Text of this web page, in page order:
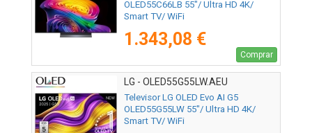
OLED55C66LB 55"/ Ultra HD 4K/
Smart TV/ WiFi
1.343,08 €
Comprar
LG - OLED55G55LW.AEU
Televisor LG OLED Evo AI G5
OLED55G55LW 55"/ Ultra HD 4K/
Smart TV/ WiFi